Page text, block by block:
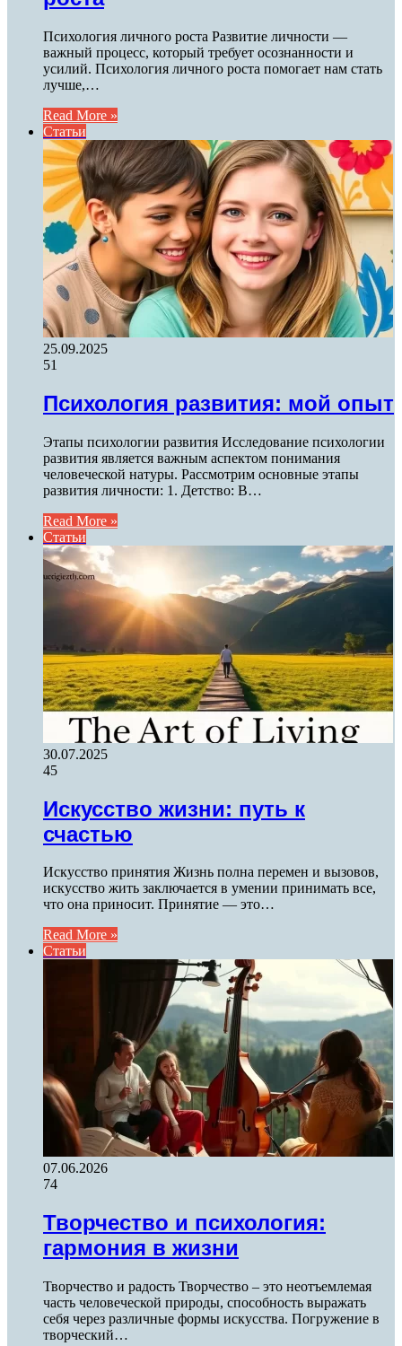
Психология личного роста Развитие личности —
важный процесс, который требует осознанности и
усилий. Психология личного роста помогает нам стать
лучше,…
Read More »
Статьи
25.09.2025
51
Психология развития: мой опыт
Этапы психологии развития Исследование психологии
развития является важным аспектом понимания
человеческой натуры. Рассмотрим основные этапы
развития личности: 1. Детство: В…
Read More »
Статьи
30.07.2025
45
Искусство жизни: путь к
счастью
Искусство принятия Жизнь полна перемен и вызовов,
искусство жить заключается в умении принимать все,
что она приносит. Принятие — это…
Read More »
Статьи
07.06.2026
74
Творчество и психология:
гармония в жизни
Творчество и радость Творчество – это неотъемлемая
часть человеческой природы, способность выражать
себя через различные формы искусства. Погружение в
творческий…